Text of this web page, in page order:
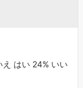
はい 24% いい